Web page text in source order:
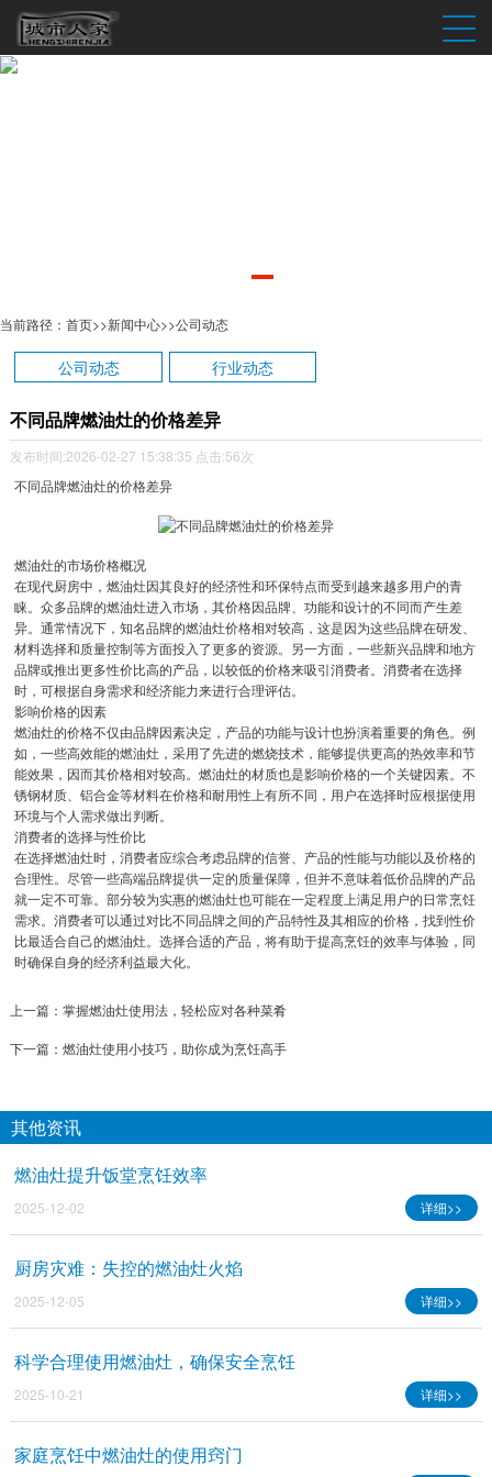
当前路径： 首页>>新闻中心>>公司动态
公司动态 行业动态
不同品牌燃油灶的价格差异
发布时间:2026-02-27 15:38:35 点击:56次
不同品牌燃油灶的价格差异
燃油灶的市场价格概况
在现代厨房中，燃油灶因其良好的经济性和环保特点而受到越来越多用户的青
睐。众多品牌的燃油灶进入市场，其价格因品牌、功能和设计的不同而产生差
异。通常情况下，知名品牌的燃油灶价格相对较高，这是因为这些品牌在研发、
材料选择和质量控制等方面投入了更多的资源。另一方面，一些新兴品牌和地方
品牌或推出更多性价比高的产品，以较低的价格来吸引消费者。消费者在选择
时，可根据自身需求和经济能力来进行合理评估。
影响价格的因素
燃油灶的价格不仅由品牌因素决定，产品的功能与设计也扮演着重要的角色。例
如，一些高效能的燃油灶，采用了先进的燃烧技术，能够提供更高的热效率和节
能效果，因而其价格相对较高。燃油灶的材质也是影响价格的一个关键因素。不
锈钢材质、铝合金等材料在价格和耐用性上有所不同，用户在选择时应根据使用
环境与个人需求做出判断。
消费者的选择与性价比
在选择燃油灶时，消费者应综合考虑品牌的信誉、产品的性能与功能以及价格的
合理性。尽管一些高端品牌提供一定的质量保障，但并不意味着低价品牌的产品
就一定不可靠。部分较为实惠的燃油灶也可能在一定程度上满足用户的日常烹饪
需求。消费者可以通过对比不同品牌之间的产品特性及其相应的价格，找到性价
比最适合自己的燃油灶。选择合适的产品，将有助于提高烹饪的效率与体验，同
时确保自身的经济利益最大化。
上一篇： 掌握燃油灶使用法，轻松应对各种菜肴
下一篇： 燃油灶使用小技巧，助你成为烹饪高手
其他资讯
燃油灶提升饭堂烹饪效率
2025-12-02 详细>>
厨房灾难：失控的燃油灶火焰
2025-12-05 详细>>
科学合理使用燃油灶，确保安全烹饪
2025-10-21 详细>>
家庭烹饪中燃油灶的使用窍门